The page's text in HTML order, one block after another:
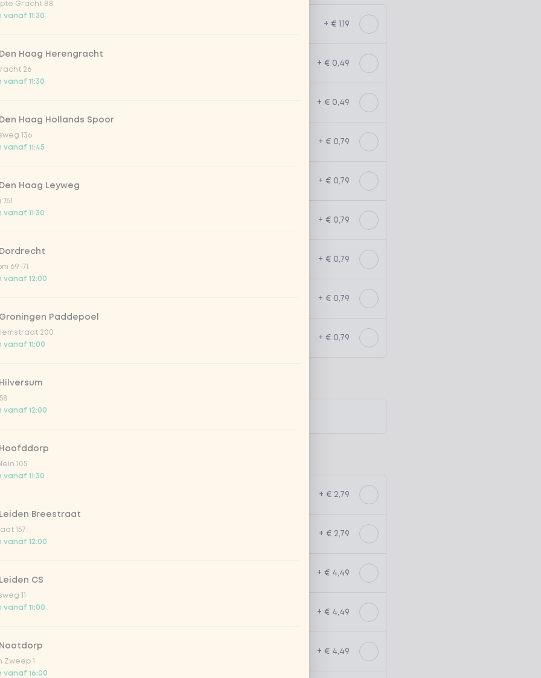
+ € 1,19
saus + € 0,49
+ € 0,49
+ € 0,79
+ € 0,79
+ € 0,79
+ € 0,79
+ € 0,79
+ € 0,79
drankjes
33cl + € 2,79
33cl + € 2,79
tropical lychee + € 4,49
iced tea + € 4,49
fruit + € 4,49
Gracht 88
11:30
Haag Herengracht
26
11:30
Haag Hollands Spoor
136
11:45
Haag Leyweg
11:30
69-71
vanaf 12:00
Paddepoel
200
11:00
vanaf 12:00
105
11:30
Breestraat
157
vanaf 12:00
CS
11
11:00
Zweep 1
vanaf 16:00